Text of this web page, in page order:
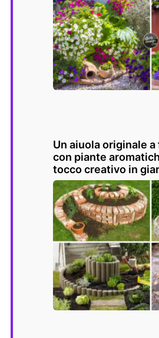
Un aiuola originale
con piante
tocco creativo in